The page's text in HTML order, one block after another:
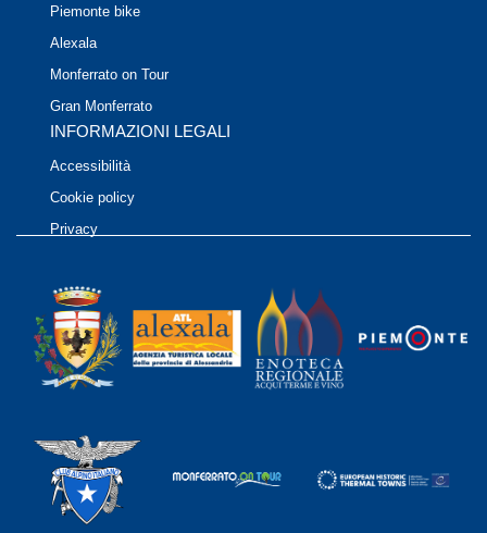
Piemonte bike
Alexala
Monferrato on Tour
Gran Monferrato
INFORMAZIONI LEGALI
Accessibilità
Cookie policy
Privacy